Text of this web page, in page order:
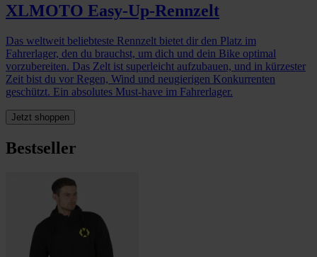
XLMOTO Easy-Up-Rennzelt
Das weltweit beliebteste Rennzelt bietet dir den Platz im
Fahrerlager, den du brauchst, um dich und dein Bike optimal
vorzubereiten. Das Zelt ist superleicht aufzubauen, und in kürzester
Zeit bist du vor Regen, Wind und neugierigen Konkurrenten
geschützt. Ein absolutes Must-have im Fahrerlager.
Jetzt shoppen
Bestseller